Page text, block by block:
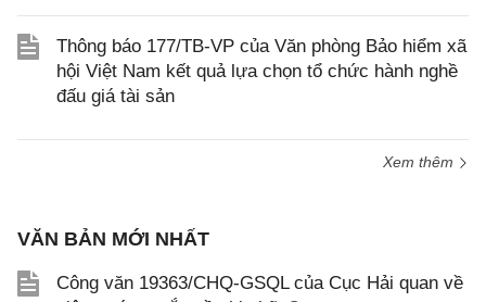
Thông báo 177/TB-VP của Văn phòng Bảo hiểm xã
hội Việt Nam kết quả lựa chọn tổ chức hành nghề
đấu giá tài sản
Xem thêm
VĂN BẢN MỚI NHẤT
Công văn 19363/CHQ-GSQL của Cục Hải quan về